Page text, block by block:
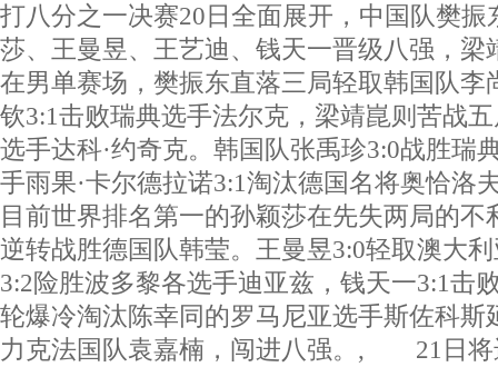
打八分之一决赛20日全面展开，中国队樊振
莎、王曼昱、王艺迪、钱天一晋级八强
在男单赛场，樊振东直落三局轻取韩国队李
钦3:1击败瑞典选手法尔克，梁靖崑则苦战
选手达科·约奇克。韩国队张禹珍3:0战胜瑞
手雨果·卡尔德拉诺3:1淘汰德国名将奥恰
目前世界排名第一的孙颖莎在先失两局的不
逆转战胜德国队韩莹。王曼昱3:0轻取澳大
3:2险胜波多黎各选手迪亚兹，钱天一3:1击
轮爆冷淘汰陈幸同的罗马尼亚选手斯佐科斯
力克法国队袁嘉楠，闯进八强。, 21日将